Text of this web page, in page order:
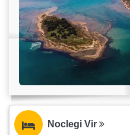
Noclegi Vir